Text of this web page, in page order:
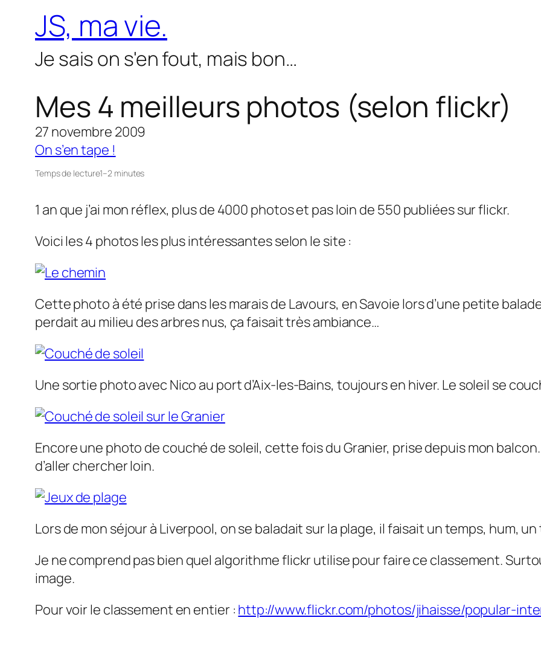
contenu
JS, ma vie.
Je sais on s'en fout, mais bon…
Mes 4 meilleurs photos (selon flickr)
27 novembre 2009
On s’en tape !
Temps de lecture1–2 minutes
1 an que j’ai mon réflex, plus de 4000 photos et pas loin de 550 publiées sur flickr.
Voici les 4 photos les plus intéressantes selon le site :
Cette photo à été prise dans les marais de Lavours, en Savoie lors d’une petite
perdait au milieu des arbres nus, ça faisait très ambiance…
Une sortie photo avec Nico au port d’Aix-les-Bains, toujours en hiver. Le soleil se
Encore une photo de couché de soleil, cette fois du Granier, prise depuis mon
d’aller chercher loin.
Lors de mon séjour à Liverpool, on se baladait sur la plage, il faisait un temps, hum,
Je ne comprend pas bien quel algorithme flickr utilise pour faire ce classement.
image.
Pour voir le classement en entier : http://www.flickr.com/photos/jihaisse/popular-